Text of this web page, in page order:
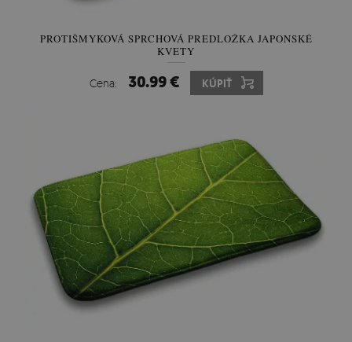
PROTIŠMYKOVÁ SPRCHOVÁ PREDLOŽKA JAPONSKÉ
KVETY
Cena: 30.99 € KÚPIŤ